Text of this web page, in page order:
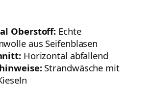
Oberstoff: Echte
aus Seifenblasen
Horizontal abfallend
Strandwäsche mit